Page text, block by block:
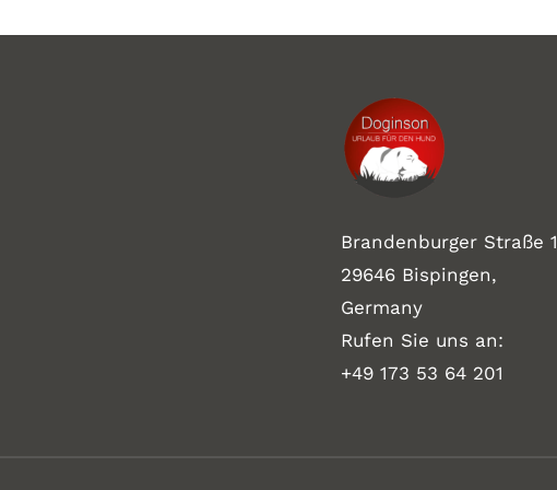
Brandenburger Straße
29646 Bispingen,
Germany
Rufen Sie uns an:
+49 173 53 64 201